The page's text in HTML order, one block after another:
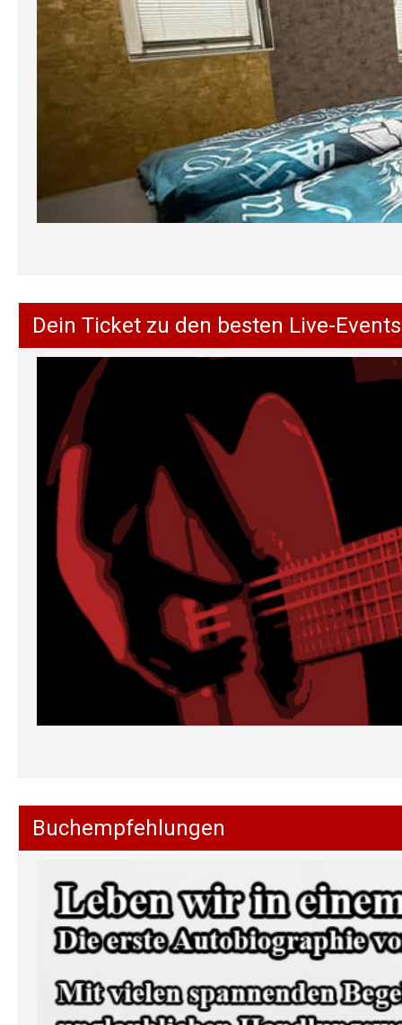
Dein Ticket zu den besten Live-Events
Buchempfehlungen